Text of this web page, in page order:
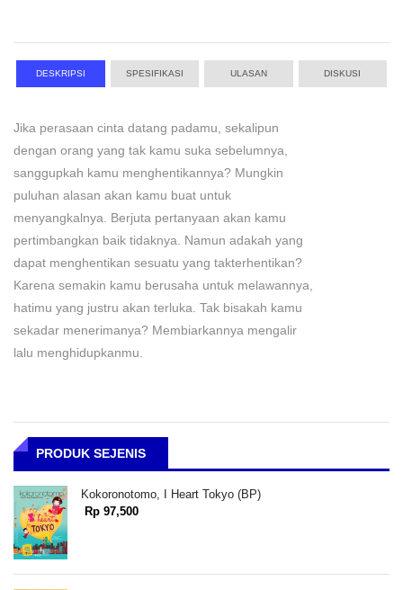
DESKRIPSI SPESIFIKASI ULASAN DISKUSI
Jika perasaan cinta datang padamu, sekalipun
dengan orang yang tak kamu suka sebelumnya,
sanggupkah kamu menghentikannya? Mungkin
puluhan alasan akan kamu buat untuk
menyangkalnya. Berjuta pertanyaan akan kamu
pertimbangkan baik tidaknya. Namun adakah yang
dapat menghentikan sesuatu yang takterhentikan?
Karena semakin kamu berusaha untuk melawannya,
hatimu yang justru akan terluka. Tak bisakah kamu
sekadar menerimanya? Membiarkannya mengalir
lalu menghidupkanmu.
PRODUK SEJENIS
Kokoronotomo, I Heart Tokyo (BP)
Rp 97,500